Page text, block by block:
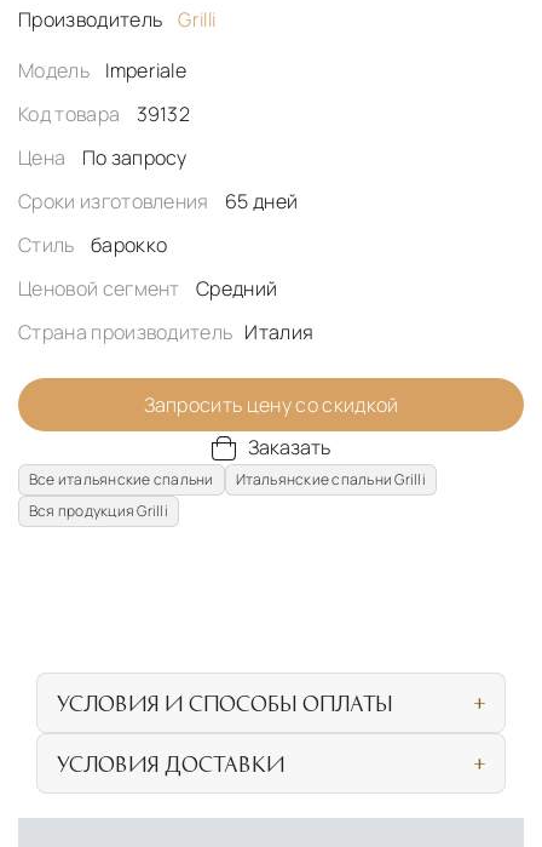
Производитель
Grilli
Модель
Imperiale
Код товара
39132
Цена
По запросу
Сроки изготовления
65 дней
Стиль
барокко
Ценовой сегмент
Средний
Страна производитель Италия
Запросить цену со скидкой
Заказать
Все итальянские спальни
Итальянские спальни Grilli
Вся продукция Grilli
УСЛОВИЯ И СПОСОБЫ ОПЛАТЫ
личном посещении нашего салона
Безналичная оплата по счёту для
УСЛОВИЯ ДОСТАВКИ